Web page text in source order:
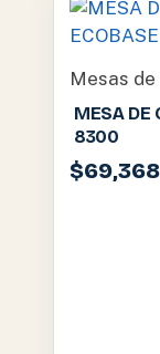
Mesas
MESA DE
8300
$